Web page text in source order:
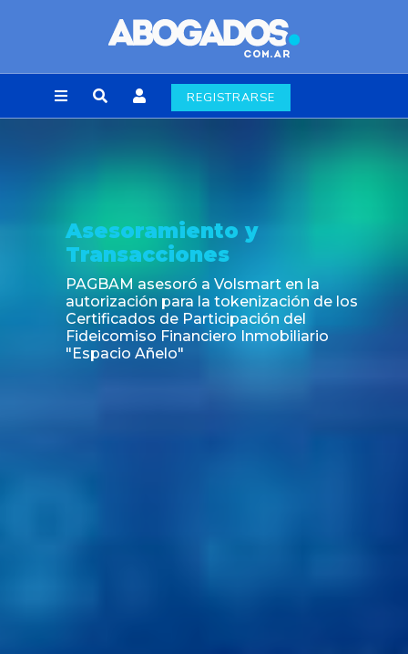
REGISTRARSE
Asesoramiento y
Transacciones
PAGBAM asesoró a Volsmart en la
autorización para la tokenización de los
Certificados de Participación del
Fideicomiso Financiero Inmobiliario
"Espacio Añelo"